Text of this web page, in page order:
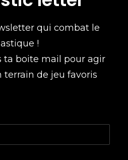
qui combat le
!
ta boite mail pour agir
de jeu favoris